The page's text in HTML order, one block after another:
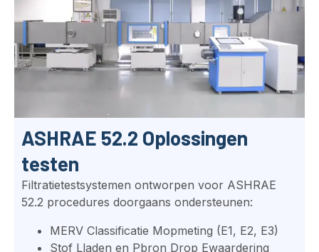
ASHRAE 52.2 Oplossingen
testen
Filtratietestsystemen ontworpen voor ASHRAE
52.2 procedures doorgaans ondersteunen:
MERV Classificatie Mopmeting (E1, E2, E3)
Stof Lladen en Pbron Drop Ewaardering